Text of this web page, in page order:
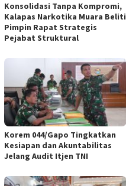
Konsolidasi Tanpa Kompromi,
Kalapas Narkotika Muara Beliti
Pimpin Rapat Strategis
Pejabat Struktural
Korem 044/Gapo Tingkatkan
Kesiapan dan Akuntabilitas
Jelang Audit Itjen TNI